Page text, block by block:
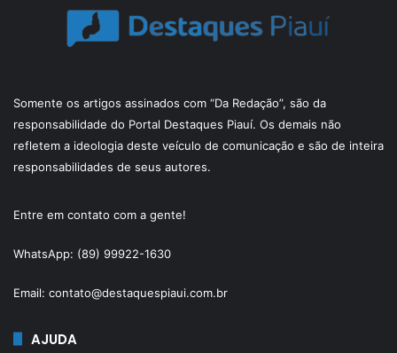
Somente os artigos assinados com “Da Redação”, são da
responsabilidade do Portal Destaques Piauí. Os demais não
refletem a ideologia deste veículo de comunicação e são de inteira
responsabilidades de seus autores.
Entre em contato com a gente!
WhatsApp: (89) 99922-1630
Email: contato@destaquespiaui.com.br
AJUDA